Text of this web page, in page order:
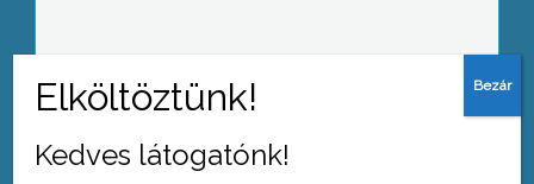
Kedves látogatónk!